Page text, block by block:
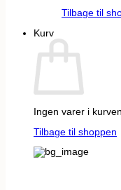
Tilbage til
Kurv
Ingen varer i kurven.
Tilbage til shoppen